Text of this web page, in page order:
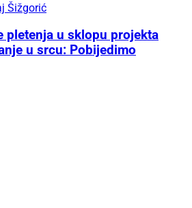
Šižgorić
pletenja u sklopu projekta
u srcu: Pobijedimo